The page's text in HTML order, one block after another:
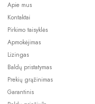
Apie mus
Kontaktai
Pirkimo taisyklės
Apmokėjimas
Lizingas
Baldų pristatymas
Prekių grąžinimas
Garantinis